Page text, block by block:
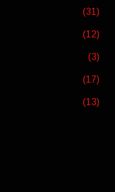
(31)
(12)
(3)
(17)
(13)